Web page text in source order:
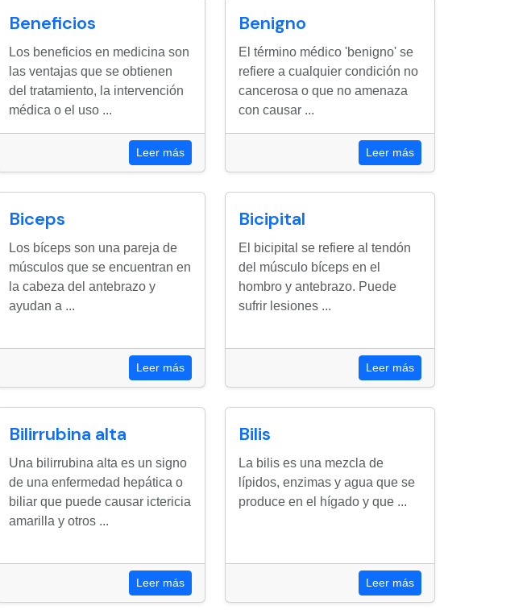
Beneficios
Los beneficios en medicina son
las ventajas que se obtienen
del tratamiento, la intervención
médica o el uso ...
Leer más
Benigno
El término médico 'benigno' se
refiere a cualquier condición no
cancerosa o que no amenaza
con causar ...
Leer más
Biceps
Los bíceps son una pareja de
músculos que se encuentran en
la cabeza del antebrazo y
ayudan a ...
Leer más
Bicipital
El bicipital se refiere al tendón
del músculo bíceps en el
hombro y antebrazo. Puede
sufrir lesiones ...
Leer más
Bilirrubina alta
Una bilirrubina alta es un signo
de una enfermedad hepática o
biliar que puede causar ictericia
amarilla y otros ...
Leer más
Bilis
La bilis es una mezcla de
lípidos, enzimas y agua que se
produce en el hígado y que ...
Leer más